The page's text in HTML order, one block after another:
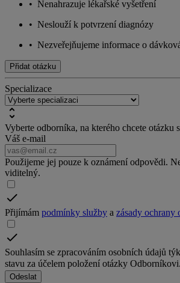
• Nenahrazuje lékařské vyšetření
• Neslouží k potvrzení diagnózy
• Nezveřejňujeme informace o
Přidat otázku
Specializace
Vyberte odborníka, na kterého chcete otázku
Váš e-mail
Použijeme jej pouze k oznámení odpovědi.
viditelný.
Přijímám podmínky služby a zásady ochrany
Souhlasím se zpracováním osobních údajů
stavu za účelem položení otázky Odborníkovi.
Odeslat